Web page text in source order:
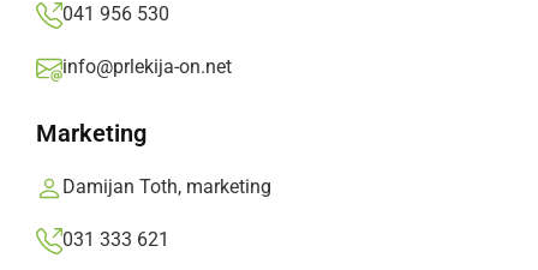
041 956 530
info@prlekija-on.net
Marketing
Damijan Toth, marketing
031 333 621
Popularne rubrike novic
Kultura